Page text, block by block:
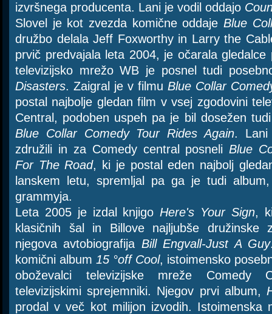
izvršnega producenta. Lani je vodil oddajo
Slovel je kot zvezda komične oddaje Blue
družbo delala Jeff Foxworthy in Larry the
prvič predvajala leta 2004, je očarala
televizijsko mrežo WB je posnel tudi
Disasters. Zaigral je v filmu Blue Collar
postal najbolje gledan film v vsej zgodovini
Central, podoben uspeh pa je bil dosežen
Blue Collar Comedy Tour Rides Again. Lani
združili in za Comedy central posneliBlue
For The Road, ki je postal eden najbolj
lanskem letu, spremljal pa ga je tudi
grammyja.
Leta 2005 je izdal knjigo Here's Your Sign,
klasičnih šal in Billove najljubše družinske
njegova avtobiografija Bill Engvall-Just A Guy
komični album 15 °off Cool, istoimensko
oboževalci televizijske mreže Comedy
televizijskimi sprejemniki. Njegov prvi album,
prodal v več kot milijon izvodih. Istoimenska